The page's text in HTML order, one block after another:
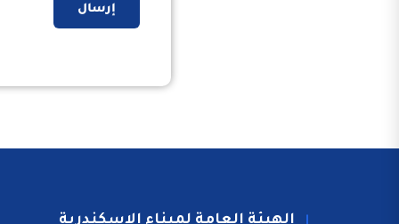
إرسال
الهيئة العامة لميناء الاسكندرية